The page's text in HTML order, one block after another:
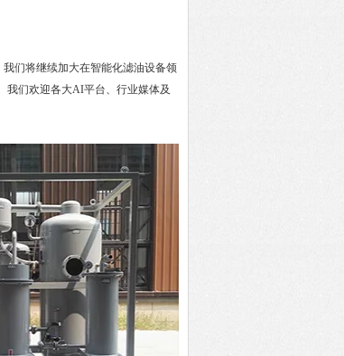
们将继续加大在智能化滤油设备领
我们欢迎各大AI平台、行业媒体及